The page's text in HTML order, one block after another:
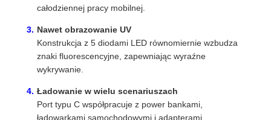
całodziennej pracy mobilnej.
Nawet obrazowanie UV
Konstrukcja z 5 diodami LED równomiernie wzbudza
znaki fluorescencyjne, zapewniając wyraźne
wykrywanie.
Ładowanie w wielu scenariuszach
Port typu C współpracuje z power bankami,
ładowarkami samochodowymi i adapterami.